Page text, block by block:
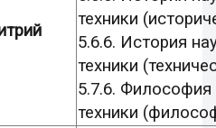
техники
5.6.6. История
техники
5.7.6. Философия
техники